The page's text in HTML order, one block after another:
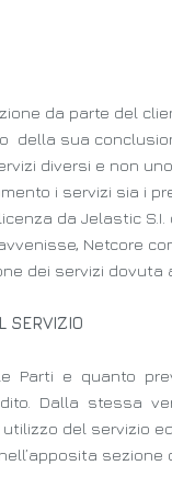
da parte del
della sua
diversi e non
i servizi sia i
da Jelastic
Netcore
dei servizi dovuta
SERVIZIO
Parti e quanto
Dalla stessa
utilizzo del
sezione